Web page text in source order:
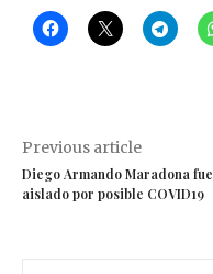
Previous article
Diego Armando Maradona fue
aislado por posible COVID19